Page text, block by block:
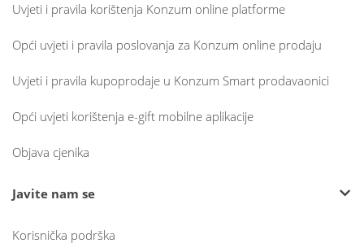
Uvjeti i pravila korištenja Konzum online platforme
Opći uvjeti i pravila poslovanja za Konzum online prodaju
Uvjeti i pravila kupoprodaje u Konzum Smart prodavaonici
Opći uvjeti korištenja e-gift mobilne aplikacije
Objava cjenika
Javite nam se
Korisnička podrška